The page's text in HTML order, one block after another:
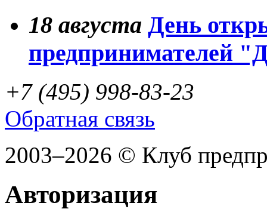
18 августа День
предпринимателей
+7 (495) 998-83-23
Обратная связь
2003–2026 © Клуб
Авторизация